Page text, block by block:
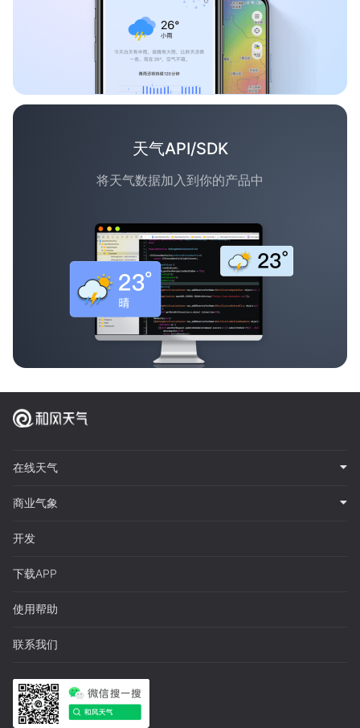
天气API/SDK
将天气数据加入到你的产品中
在线天气
商业气象
开发
下载APP
使用帮助
联系我们